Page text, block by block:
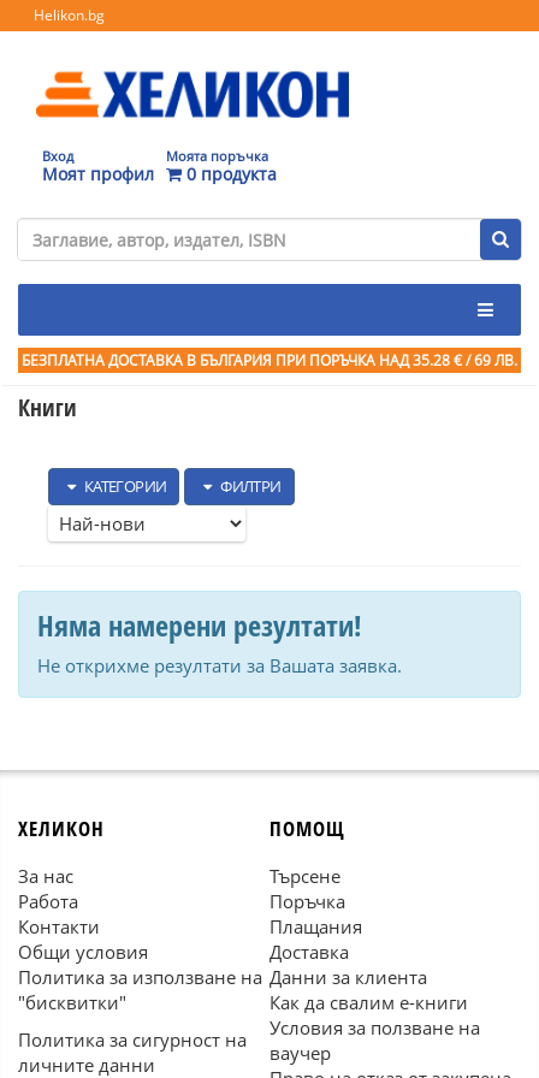
Helikon.bg
Вход
Моят профил
Моята поръчка
0 продукта
БЕЗПЛАТНА ДОСТАВКА В БЪЛГАРИЯ ПРИ ПОРЪЧКА НАД 35.28 € / 69 ЛВ.
Книги
КАТЕГОРИИ ФИЛТРИ
Няма намерени резултати!
Не открихме резултати за Вашата заявка.
ХЕЛИКОН
За нас
Работа
Контакти
Общи условия
Политика за използване на
"бисквитки"
Политика за сигурност на
личните данни
ПОМОЩ
Търсене
Поръчка
Плащания
Доставка
Данни за клиента
Как да свалим е-книги
Условия за ползване на
ваучер